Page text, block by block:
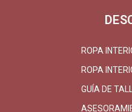
ROPA
ROPA
GUÍA DE